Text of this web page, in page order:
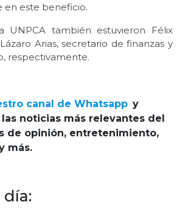
en este beneficio.
UNPCA también estuvieron Félix
Arias, secretario de finanzas y
respectivamente.
canal de Whatsapp y
noticias más relevantes del
de opinión, entretenimiento,
más.